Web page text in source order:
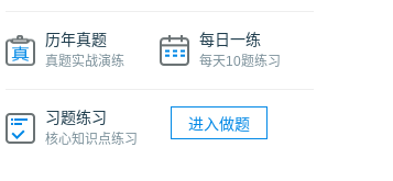
历年真题
真题实战演练
每日一练
每天10题练习
习题练习
核心知识点练习
进入做题